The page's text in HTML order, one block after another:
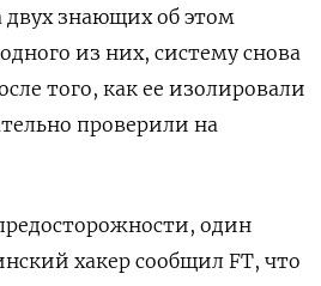
двух знающих об этом
из них, систему снова
того, как ее изолировали
проверили на
один
хакер сообщил FT, что